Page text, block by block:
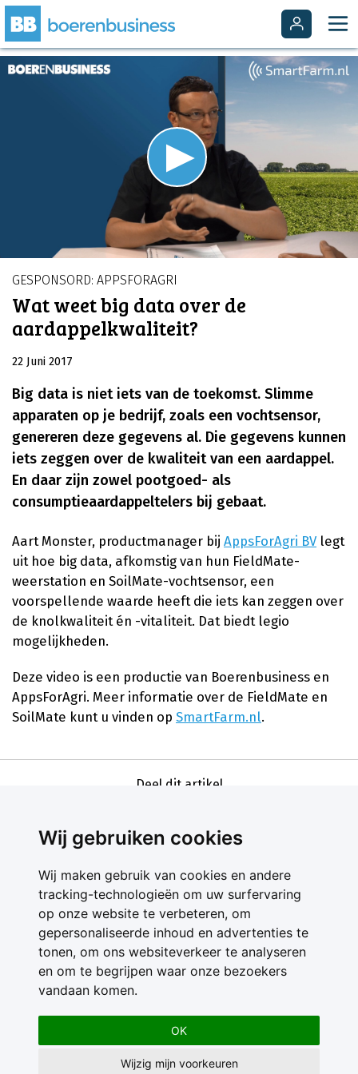
Wij gebruiken cookies
Wij maken gebruik van cookies en andere
tracking-technologieën om uw surfervaring
op onze website te verbeteren, om
gepersonaliseerde inhoud en advertenties te
tonen, om ons websiteverkeer te analyseren
en om te begrijpen waar onze bezoekers
vandaan komen.
OK
Wijzig mijn voorkeuren
Video
Player
loading.Play
Video
GESPONSORD: APPSFORAGRI
Wat weet big data over de
aardappelkwaliteit?
22 Juni 2017
Big data is niet iets van de toekomst. Slimme
apparaten op je bedrijf, zoals een vochtsensor,
genereren deze gegevens al. Die gegevens kunnen
iets zeggen over de kwaliteit van een aardappel.
En daar zijn zowel pootgoed- als
consumptieaardappeltelers bij gebaat.
Aart Monster, productmanager bij AppsForAgri BV legt
uit hoe big data, afkomstig van hun FieldMate-
weerstation en SoilMate-vochtsensor, een
voorspellende waarde heeft die iets kan zeggen over
de knolkwaliteit én -vitaliteit. Dat biedt legio
mogelijkheden.
Deze video is een productie van Boerenbusiness en
AppsForAgri. Meer informatie over de FieldMate en
SoilMate kunt u vinden op SmartFarm.nl.
Deel dit artikel
Contact
Feedback
Nieuwsbrief
Adverteren
Gebruikersvoorwaarden
Privacy Statement